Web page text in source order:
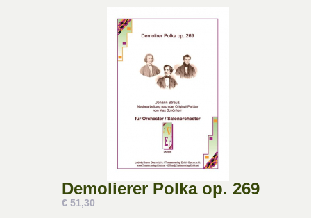
Demolierer Polka op. 269
€ 51,30